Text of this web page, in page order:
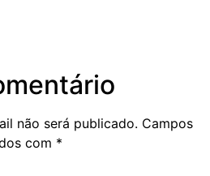
não será publicado. Campos
com *